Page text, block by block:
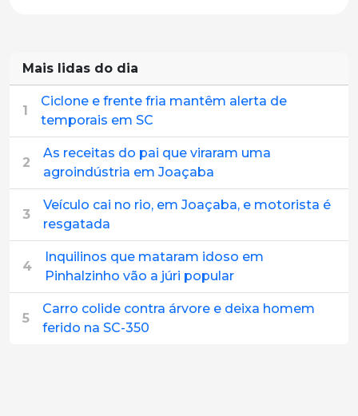
Mais lidas do dia
1
Ciclone e frente fria mantêm alerta de
temporais em SC
2
As receitas do pai que viraram uma
agroindústria em Joaçaba
3
Veículo cai no rio, em Joaçaba, e motorista é
resgatada
4
Inquilinos que mataram idoso em
Pinhalzinho vão a júri popular
5
Carro colide contra árvore e deixa homem
ferido na SC-350